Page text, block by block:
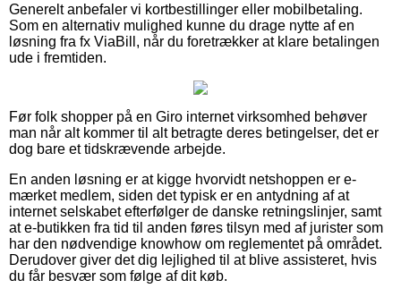
Generelt anbefaler vi kortbestillinger eller mobilbetaling.
Som en alternativ mulighed kunne du drage nytte af en
løsning fra fx ViaBill, når du foretrækker at klare betalingen
ude i fremtiden.
Før folk shopper på en Giro internet virksomhed behøver
man når alt kommer til alt betragte deres betingelser, det er
dog bare et tidskrævende arbejde.
En anden løsning er at kigge hvorvidt netshoppen er e-
mærket medlem, siden det typisk er en antydning af at
internet selskabet efterfølger de danske retningslinjer, samt
at e-butikken fra tid til anden føres tilsyn med af jurister som
har den nødvendige knowhow om reglementet på området.
Derudover giver det dig lejlighed til at blive assisteret, hvis
du får besvær som følge af dit køb.